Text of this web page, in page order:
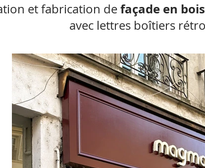
et fabrication defaçade en
avec lettres boîtiers